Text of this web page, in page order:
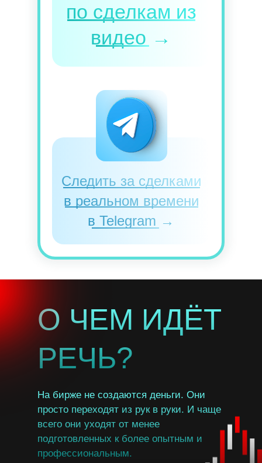
по сделкам из
видео →
Следить за сделками
в реальном времени
в Telegram →
О ЧЕМ ИДЁТ
РЕЧЬ?
На бирже не создаются деньги. Они
просто переходят из рук в руки. И чаще
всего они уходят от менее
подготовленных к более опытным и
профессиональным.